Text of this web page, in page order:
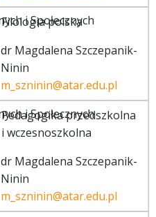
Filologia polska
dr Magdalena Szczepanik-
Ninin
m_szninin@atar.edu.pl
Pedagogika przedszkolna
i wczesnoszkolna
dr Magdalena Szczepanik-
Ninin
m_szninin@atar.edu.pl